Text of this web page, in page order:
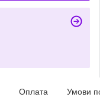
Оплата Умови